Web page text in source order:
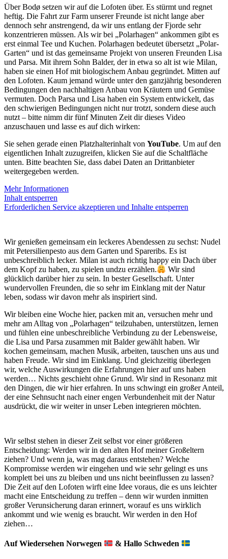
Über Bodø setzen wir auf die Lofoten über. Es stürmt und regnet
heftig. Die Fahrt zur Farm unserer Freunde ist nicht lange aber
dennoch sehr anstrengend, da wir uns entlang der Fjorde sehr
konzentrieren müssen. Als wir bei „Polarhagen“ ankommen gibt es
erst einmal Tee und Kuchen. Polarhagen bedeutet übersetzt „Polar-
Garten“ und ist das gemeinsame Projekt von unseren Freunden Lisa
und Parsa. Mit ihrem Sohn Balder, der in etwa so alt ist wie Milan,
haben sie einen Hof mit biologischem Anbau gegründet. Mitten auf
den Lofoten. Kaum jemand würde unter den ganzjährig besonderen
Bedingungen den nachhaltigen Anbau von Kräutern und Gemüse
vermuten. Doch Parsa und Lisa haben ein System entwickelt, das
den schwierigen Bedingungen nicht nur trotzt, sondern diese auch
nutzt – bitte nimm dir fünf Minuten Zeit dir dieses Video
anzuschauen und lasse es auf dich wirken:
Sie sehen gerade einen Platzhalterinhalt von YouTube. Um auf den
eigentlichen Inhalt zuzugreifen, klicken Sie auf die Schaltfläche
unten. Bitte beachten Sie, dass dabei Daten an Drittanbieter
weitergegeben werden.
Mehr Informationen
Inhalt entsperren
Erforderlichen Service akzeptieren und Inhalte entsperren
Wir genießen gemeinsam ein leckeres Abendessen zu sechst: Nudel
mit Petersilienpesto aus dem Garten und Spareribs. Es ist
unbeschreiblich lecker. Milan ist auch richtig happy ein Dach über
dem Kopf zu haben, zu spielen undzu erzählen.
Wir sind
glücklich darüber hier zu sein. In bester Gesellschaft. Unter
wundervollen Freunden, die so sehr im Einklang mit der Natur
leben, sodass wir davon mehr als inspiriert sind.
Wir bleiben eine Woche hier, packen mit an, versuchen mehr und
mehr am Alltag von „Polarhagen“ teilzuhaben, unterstützen, lernen
und fühlen eine unbeschreibliche Verbindung zu der Lebensweise,
die Lisa und Parsa zusammen mit Balder gewählt haben. Wir
kochen gemeinsam, machen Musik, arbeiten, tauschen uns aus und
haben Freude. Wir sind im Einklang. Und gleichzeitig überlegen
wir, welche Auswirkungen die Erfahrungen hier auf uns haben
werden… Nichts geschieht ohne Grund. Wir sind in Resonanz mit
den Dingen, die wir hier erfahren. In uns schwingt ein großer Anteil,
der eine Sehnsucht nach einer engen Verbundenheit mit der Natur
ausdrückt, die wir weiter in unser Leben integrieren möchten.
Wir selbst stehen in dieser Zeit selbst vor einer größeren
Entscheidung: Werden wir in den alten Hof meiner Großeltern
ziehen? Und wenn ja, was mag daraus entstehen? Welche
Kompromisse werden wir eingehen und wie sehr gelingt es uns
komplett bei uns zu bleiben und uns nicht beeinflussen zu lassen?
Die Zeit auf den Lofoten wirft eine Idee voraus, die es uns leichter
macht eine Entscheidung zu treffen – denn wir wurden inmitten
großer Verunsicherung daran erinnert, worauf es uns wirklich
ankommt und wie wenig es braucht. Wir werden in den Hof
ziehen…
Auf Wiedersehen Norwegen & Hallo Schweden